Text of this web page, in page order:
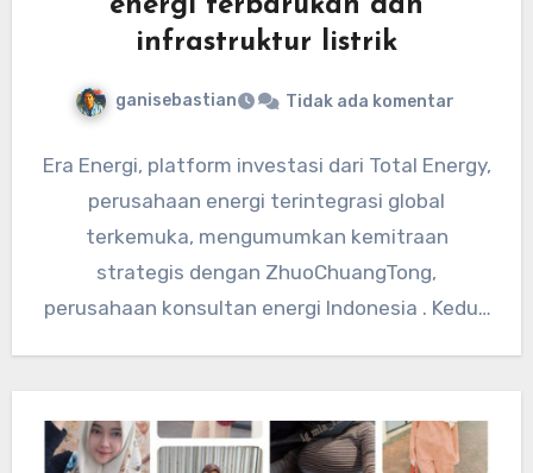
infrastruktur listrik
ganisebastian Tidak ada komentar
Era Energi, platform investasi dari Total Energy,
perusahaan energi terintegrasi global
terkemuka, mengumumkan kemitraan
strategis dengan ZhuoChuangTong,
perusahaan konsultan energi Indonesia . Kedua